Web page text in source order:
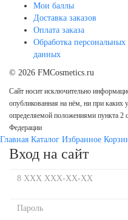
Мои баллы
Доставка заказов
Оплата заказа
Обработка персональных
данных
© 2026 FMCosmetics.ru
Сайт носит исключительно
опубликованная на нём, ни при каких
определяемой положениями пункта 2
Федерации
Главная Каталог Избранное
Вход на сайт